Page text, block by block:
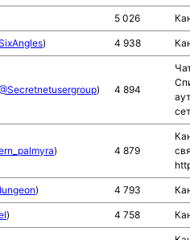
5 026
) 4 938
) 4 894
) 4 879
) 4 793
) 4 758